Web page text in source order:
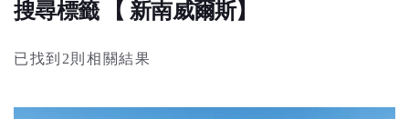
搜尋標籤 【 新南威爾斯】
已找到2則相關結果